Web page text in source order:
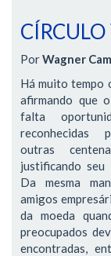
PorWagner
Há muito tempo
afirmando que
falta
reconhecidas
outras
justificando seu
Da mesma
amigos
da moeda
preocupados
encontradas,